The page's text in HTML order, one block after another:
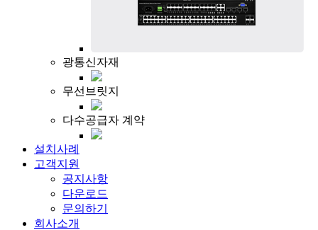
광통신자재
무선브릿지
다수공급자 계약
설치사례
고객지원
공지사항
다운로드
문의하기
회사소개